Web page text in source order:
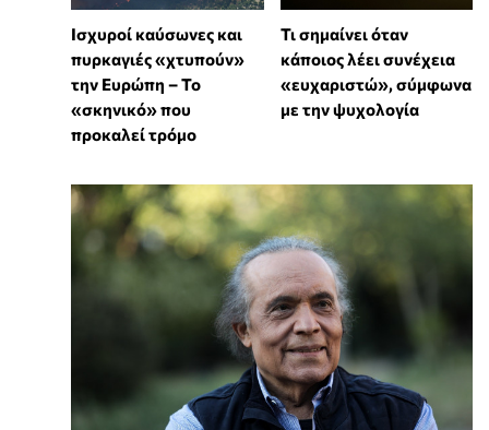
Ισχυροί καύσωνες και
πυρκαγιές «χτυπούν»
την Ευρώπη – Το
«σκηνικό» που
προκαλεί τρόμο
Τι σημαίνει όταν
κάποιος λέει συνέχεια
«ευχαριστώ», σύμφωνα
με την ψυχολογία